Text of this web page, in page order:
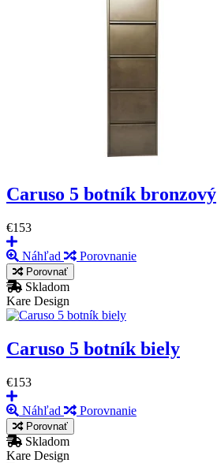
Caruso 5 botník bronzový
€153
Náhľad Porovnanie
Porovnať
Skladom
Kare Design
Caruso 5 botník biely
€153
Náhľad Porovnanie
Porovnať
Skladom
Kare Design